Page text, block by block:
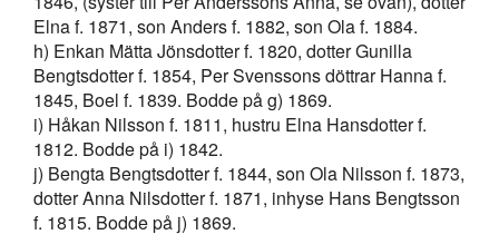
Elna f. 1871, son Anders f. 1882, son Ola f. 1884.
h) Enkan Mätta Jönsdotter f. 1820, dotter Gunilla
Bengtsdotter f. 1854, Per Svenssons döttrar Hanna f.
1845, Boel f. 1839. Bodde på g) 1869.
i) Håkan Nilsson f. 1811, hustru Elna Hansdotter f.
1812. Bodde på i) 1842.
j) Bengta Bengtsdotter f. 1844, son Ola Nilsson f. 1873,
dotter Anna Nilsdotter f. 1871, inhyse Hans Bengtsson
f. 1815. Bodde på j) 1869.